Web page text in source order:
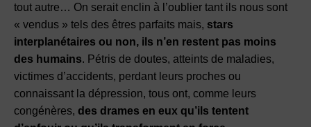
tout autre… On serait enclin à l’oublier tant ils nous sont
« vendus » tels des êtres parfaits mais, stars
interplanétaires ou non, ils n’en restent pas moins
des humains. Pétris de doutes, atteints de maladies,
victimes d’accidents, perdant leurs proches ou
connaissant la dépression, tous ont, comme leurs
congénères, des drames en eux qu’ils tentent